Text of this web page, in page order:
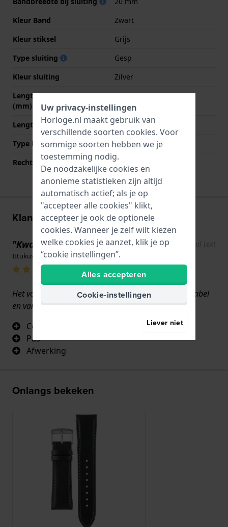
Kleur Band
Zwart
Kleur stiksel
Grijs
Type sluiting
Gesp
Kleur sluiting
Zilver
Lengte band op 12 uur
(mm)
75 mm
Lengte band op 6 uur (mm)
125 mm
Type bevestiging
Bandpennen
Rechte bandaanzet
Ja
Klantenreviews
"Kwaliteit van het leer" Show original text
Ittukusuk Fisker · 7 mei 2025
Het voldoet aan mijn verwachtingen. Het is comfortabel
en van hoge kwaliteit.
Comfort
Pas
Afwerking
Onlangs bekeken
Uw privacy-instellingen
Horloge.nl maakt gebruik van
verschillende soorten cookies. Voor
sommige soorten hebben we je
toestemming nodig.
De noodzakelijke cookies en
anonieme statistieken zijn altijd
automatisch actief; als je op
"accepteer alle cookies" klikt,
accepteer je ook de optionele
cookies. Wanneer je zelf wilt kiezen
welke cookies je aanzet, klik je op
“cookie instellingen”.
Alles accepteren
Cookie-instellingen
Liever niet